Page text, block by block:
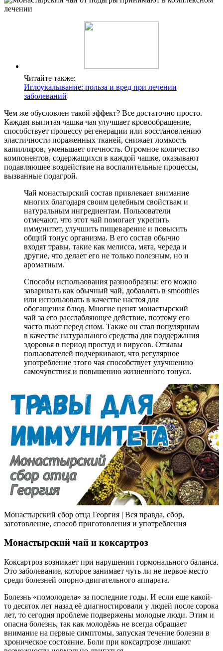
Читайте также:
Иглоукалывание: польза и вред при лечении
заболеваний
Чем же обусловлен такой эффект? Все достаточно просто.
Каждая выпитая чашка чая улучшает кровообращение,
способствует процессу регенерации или восстановлению
эластичности пораженных тканей, снижает ломкость
капилляров, уменьшает отечность. Огромное количество
компонентов, содержащихся в каждой чашке, оказывают
подавляющее воздействие на воспалительные процессы,
вызванные подагрой.
Чай монастырский состав привлекает внимание
многих благодаря своим целебным свойствам и
натуральным ингредиентам. Пользователи
отмечают, что этот чай помогает укрепить
иммунитет, улучшить пищеварение и повысить
общий тонус организма. В его состав обычно
входят травы, такие как мелисса, мята, череда и
другие, что делает его не только полезным, но и
ароматным.
Способы использования разнообразны: его можно
заваривать как обычный чай, добавлять в smoothies
или использовать в качестве настоя для
обогащения блюд. Многие ценят монастырский
чай за его расслабляющее действие, поэтому его
часто пьют перед сном. Также он стал популярным
в качестве натурального средства для поддержания
здоровья в период простуд и вирусов. Отзывы
пользователей подчеркивают, что регулярное
употребление этого чая способствует улучшению
самочувствия и повышению жизненного тонуса.
Монастырский сбор отца Георгия | Вся правда, сбор,
заготовление, способ приготовления и употребления
Монастырский чай и коксартроз
Коксартроз возникает при нарушении гормонального баланса.
Это заболевание, которое занимает чуть ли не первое место
среди болезней опорно-двигательного аппарата.
Болезнь «помолодела» за последние годы. И если еще какой-
то десяток лет назад её диагностировали у людей после сорока
лет, то сегодня проблеме подвержены молодые люди. Этим и
опасна болезнь, так как молодёжь не всегда обращает
внимание на первые симптомы, запуская течение болезни в
хроническое состояние. Боли при коксартрозе лишают